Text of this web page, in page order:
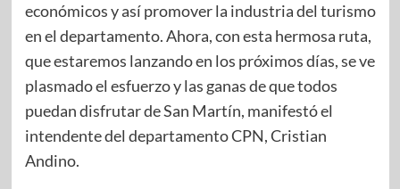
económicos y así promover la industria del turismo
en el departamento. Ahora, con esta hermosa ruta,
que estaremos lanzando en los próximos días, se ve
plasmado el esfuerzo y las ganas de que todos
puedan disfrutar de San Martín, manifestó el
intendente del departamento CPN, Cristian
Andino.